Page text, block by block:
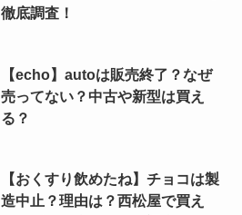
徹底調査！
【echo】autoは販売終了？なぜ
売ってない？中古や新型は買え
る？
【おくすり飲めたね】チョコは製
造中止？理由は？西松屋で買え